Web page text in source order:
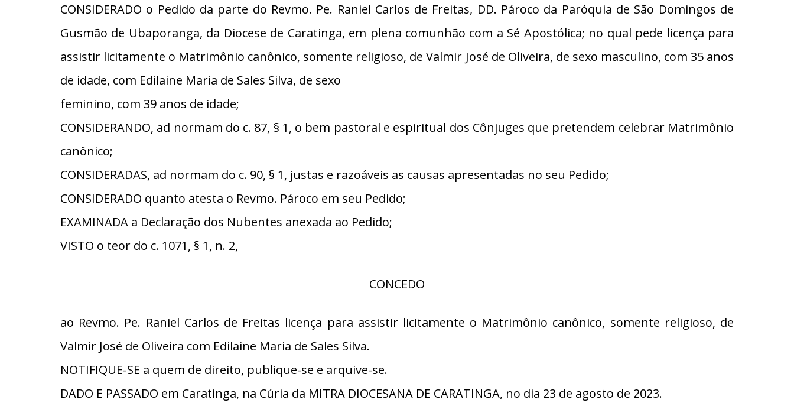
CONSIDERADO o Pedido da parte do Revmo. Pe. Raniel Carlos de Freitas, DD. Pároco da Paróquia de São Domingos de
Gusmão de Ubaporanga, da Diocese de Caratinga, em plena comunhão com a Sé Apostólica; no qual pede licença para
assistir licitamente o Matrimônio canônico, somente religioso, de Valmir José de Oliveira, de sexo masculino, com 35 anos
de idade, com Edilaine Maria de Sales Silva, de sexo
feminino, com 39 anos de idade;
CONSIDERANDO, ad normam do c. 87, § 1, o bem pastoral e espiritual dos Cônjuges que pretendem celebrar Matrimônio
canônico;
CONSIDERADAS, ad normam do c. 90, § 1, justas e razoáveis as causas apresentadas no seu Pedido;
CONSIDERADO quanto atesta o Revmo. Pároco em seu Pedido;
EXAMINADA a Declaração dos Nubentes anexada ao Pedido;
VISTO o teor do c. 1071, § 1, n. 2,
CONCEDO
ao Revmo. Pe. Raniel Carlos de Freitas licença para assistir licitamente o Matrimônio canônico, somente religioso, de
Valmir José de Oliveira com Edilaine Maria de Sales Silva.
NOTIFIQUE-SE a quem de direito, publique-se e arquive-se.
DADO E PASSADO em Caratinga, na Cúria da MITRA DIOCESANA DE CARATINGA, no dia 23 de agosto de 2023.